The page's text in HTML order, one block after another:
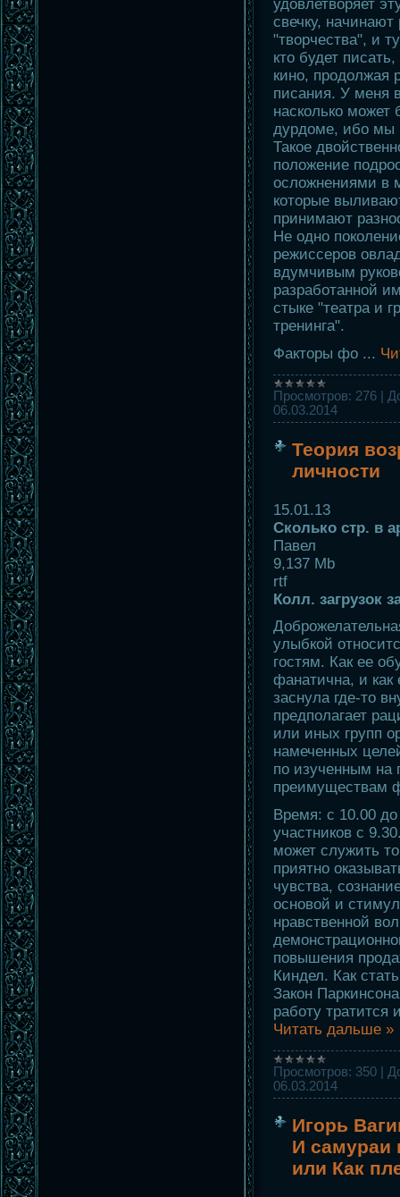
удовлетворяет
свечку,
"творчества", и
кто будет
кино, продолжая
писания. У меня
насколько
дурдоме, ибо мы
Такое
положение
осложнениями в
которые
принимают
Не одно
режиссеров
вдумчивым
разработанной
стыке "театра и
тренинга".
Факторы фо ...
Просмотров: 276
06.03.2014
Теория
личности
15.01.13
Сколько стр. в
Павел
9,137 Mb
rtf
Колл. загрузок
улыбкой
гостям. Как ее
фанатична, и как
заснула где-то
предполагает
или иных групп
намеченных
по изученным на
преимуществам
Время: с 10.00
участников с
может служить
приятно
чувства,
основой и
нравственной
повышения
Киндел. Как
Закон
работу тратится
Читать дальше »
Просмотров: 350
06.03.2014
Игорь
И самураи
или Как